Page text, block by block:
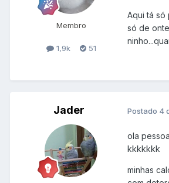
Membro
1,9k 51
Aqui tá só
só de
Jader Postado 4
ola
kkkkkkk
minhas